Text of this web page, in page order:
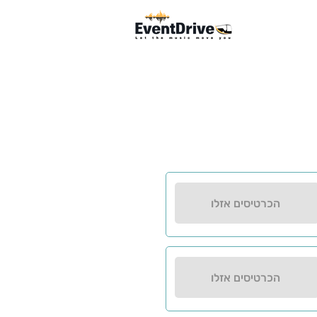
הכרטיסים אזלו
הכרטיסים אזלו